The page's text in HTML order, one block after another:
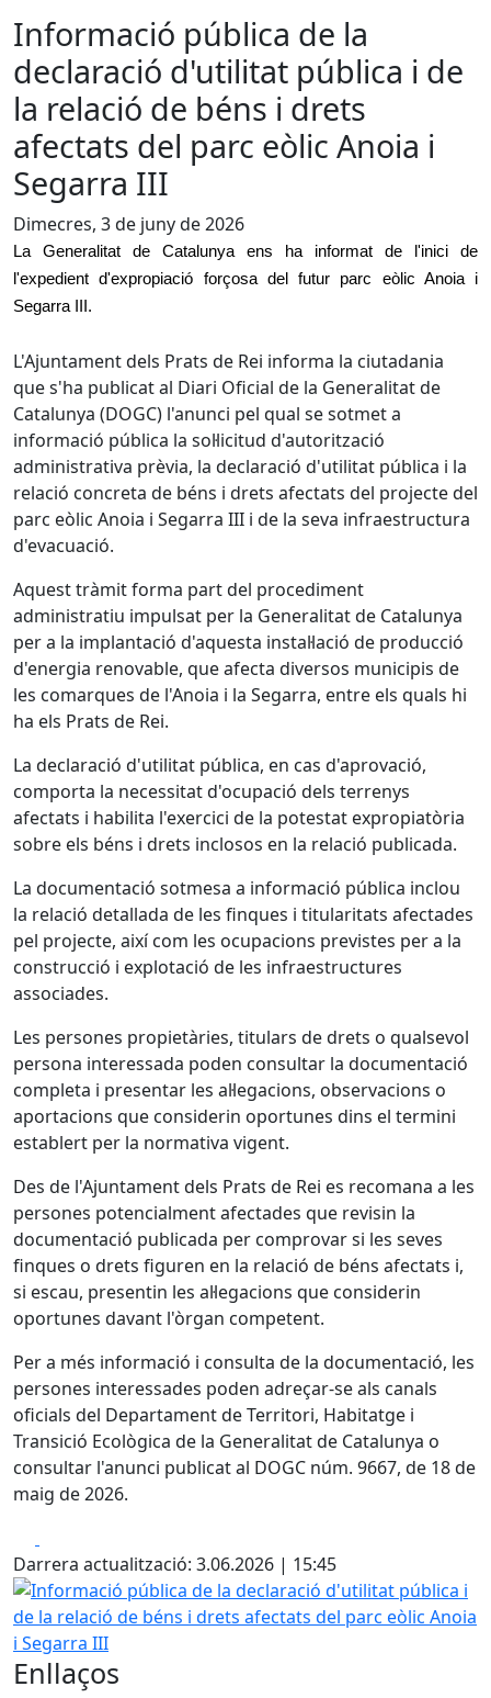
Informació pública de la
declaració d'utilitat pública i de
la relació de béns i drets
afectats del parc eòlic Anoia i
Segarra III
Dimecres, 3 de juny de 2026
La Generalitat de Catalunya ens ha informat de l'inici de
l'expedient d'expropiació forçosa del futur parc eòlic Anoia i
Segarra III.
L'Ajuntament dels Prats de Rei informa la ciutadania
que s'ha publicat al Diari Oficial de la Generalitat de
Catalunya (DOGC) l'anunci pel qual se sotmet a
informació pública la sol·licitud d'autorització
administrativa prèvia, la declaració d'utilitat pública i la
relació concreta de béns i drets afectats del projecte del
parc eòlic Anoia i Segarra III i de la seva infraestructura
d'evacuació.
Aquest tràmit forma part del procediment
administratiu impulsat per la Generalitat de Catalunya
per a la implantació d'aquesta instal·lació de producció
d'energia renovable, que afecta diversos municipis de
les comarques de l'Anoia i la Segarra, entre els quals hi
ha els Prats de Rei.
La declaració d'utilitat pública, en cas d'aprovació,
comporta la necessitat d'ocupació dels terrenys
afectats i habilita l'exercici de la potestat expropiatòria
sobre els béns i drets inclosos en la relació publicada.
La documentació sotmesa a informació pública inclou
la relació detallada de les finques i titularitats afectades
pel projecte, així com les ocupacions previstes per a la
construcció i explotació de les infraestructures
associades.
Les persones propietàries, titulars de drets o qualsevol
persona interessada poden consultar la documentació
completa i presentar les al·legacions, observacions o
aportacions que considerin oportunes dins el termini
establert per la normativa vigent.
Des de l'Ajuntament dels Prats de Rei es recomana a les
persones potencialment afectades que revisin la
documentació publicada per comprovar si les seves
finques o drets figuren en la relació de béns afectats i,
si escau, presentin les al·legacions que considerin
oportunes davant l'òrgan competent.
Per a més informació i consulta de la documentació, les
persones interessades poden adreçar-se als canals
oficials del Departament de Territori, Habitatge i
Transició Ecològica de la Generalitat de Catalunya o
consultar l'anunci publicat al DOGC núm. 9667, de 18 de
maig de 2026.
Darrera actualització: 3.06.2026 | 15:45
Informació pública de la declaració d'utilitat pública i de
Enllaços